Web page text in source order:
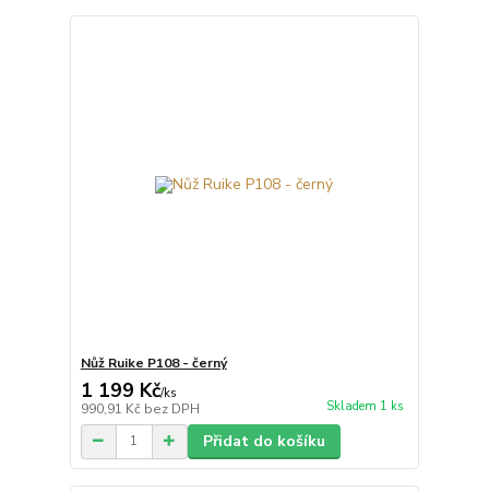
Nůž Ruike P108 - černý
1 199 Kč/ks
990,91 Kč bez DPH Skladem 1 ks
Přidat do košíku